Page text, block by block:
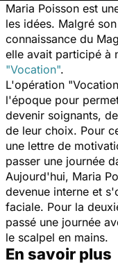
Maria Poisson est
les idées. Malgré
connaissance du
elle avait participé à
"Vocation".
L'opération
l'époque pour
devenir soignants,
de leur choix. Pour
une lettre de
passer une journée
Aujourd'hui, Maria
devenue interne et
faciale. Pour la
passé une journée
le scalpel en mains.
En savoir plus